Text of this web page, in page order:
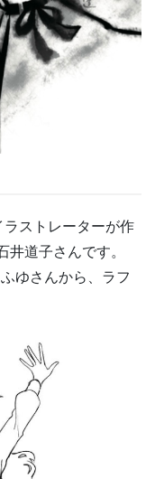
ストレーターが作
道子さんです。
ゆさんから、ラフ